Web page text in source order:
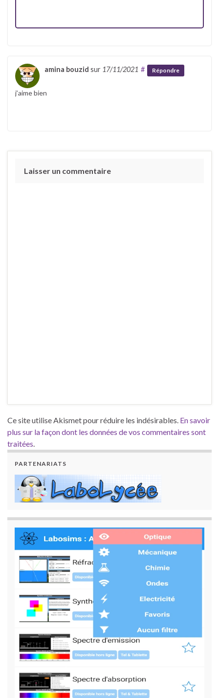
amina bouzid sur 17/11/2021 # Répondre
j’aime bien
Laisser un commentaire
Ce site utilise Akismet pour réduire les indésirables. En savoir
plus sur la façon dont les données de vos commentaires sont
traitées.
PARTENARIATS